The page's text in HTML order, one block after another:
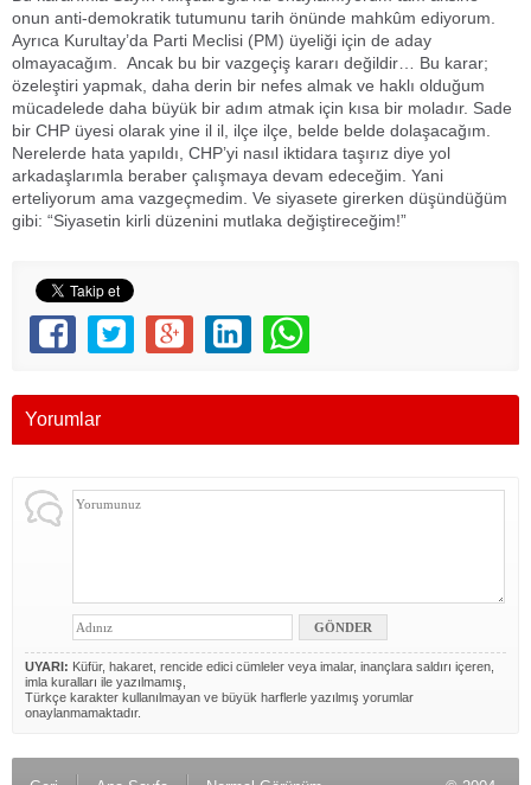
onun anti-demokratik tutumunu tarih önünde mahkûm ediyorum.
Ayrıca Kurultay’da Parti Meclisi (PM) üyeliği için de aday
olmayacağım. Ancak bu bir vazgeçiş kararı değildir… Bu karar;
özeleştiri yapmak, daha derin bir nefes almak ve haklı olduğum
mücadelede daha büyük bir adım atmak için kısa bir moladır. Sade
bir CHP üyesi olarak yine il il, ilçe ilçe, belde belde dolaşacağım.
Nerelerde hata yapıldı, CHP’yi nasıl iktidara taşırız diye yol
arkadaşlarımla beraber çalışmaya devam edeceğim. Yani
erteliyorum ama vazgeçmedim. Ve siyasete girerken düşündüğüm
gibi: “Siyasetin kirli düzenini mutlaka değiştireceğim!”
Yorumlar
UYARI: Küfür, hakaret, rencide edici cümleler veya imalar, inançlara saldırı içeren,
imla kuralları ile yazılmamış,
Türkçe karakter kullanılmayan ve büyük harflerle yazılmış yorumlar
onaylanmamaktadır.